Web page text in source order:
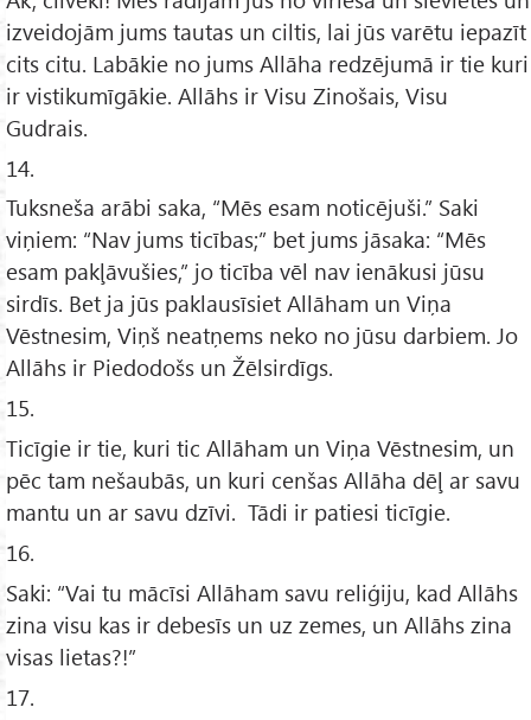
izveidojām jums tautas un ciltis, lai jūs varētu iepazīt
cits citu. Labākie no jums Allāha redzējumā ir tie kuri
ir vistikumīgākie. Allāhs ir Visu Zinošais, Visu
Gudrais.
14.
Tuksneša arābi saka, “Mēs esam noticējuši.” Saki
viņiem: “Nav jums ticības;” bet jums jāsaka: “Mēs
esam pakļāvušies,” jo ticība vēl nav ienākusi jūsu
sirdīs. Bet ja jūs paklausīsiet Allāham un Viņa
Vēstnesim, Viņš neatņems neko no jūsu darbiem. Jo
Allāhs ir Piedodošs un Žēlsirdīgs.
15.
Ticīgie ir tie, kuri tic Allāham un Viņa Vēstnesim, un
pēc tam nešaubās, un kuri cenšas Allāha dēļ ar savu
mantu un ar savu dzīvi. Tādi ir patiesi ticīgie.
16.
Saki: “Vai tu mācīsi Allāham savu reliģiju, kad Allāhs
zina visu kas ir debesīs un uz zemes, un Allāhs zina
visas lietas?!”
17.